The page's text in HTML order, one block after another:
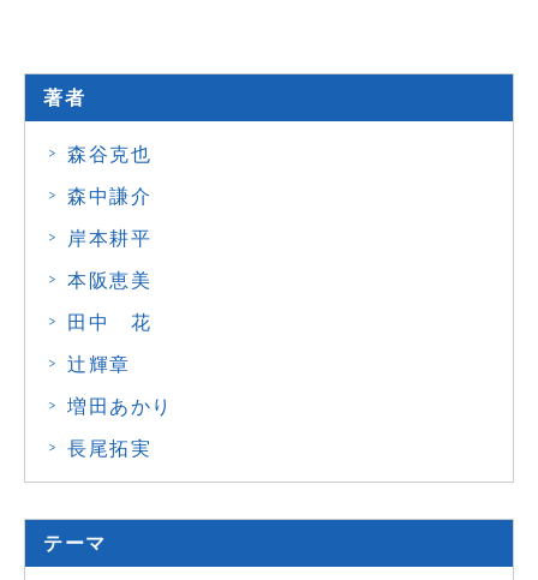
著者
森谷克也
森中謙介
岸本耕平
本阪恵美
田中 花
辻輝章
増田あかり
長尾拓実
テーマ